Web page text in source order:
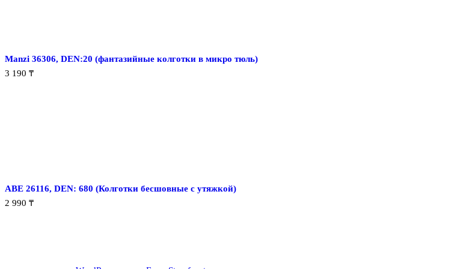
Manzi 36306, DEN:20 (фантазийные колготки в микро тюль)
3 190 ₸
ABE 26116, DEN: 680 (Колготки бесшовные с утяжкой)
2 990 ₸